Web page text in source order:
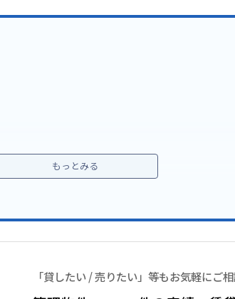
「貸したい / 売りたい」等もお気軽にご相